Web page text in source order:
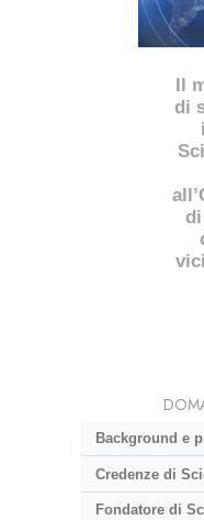
Il
di
Background e
Credenze di
Fondatore di